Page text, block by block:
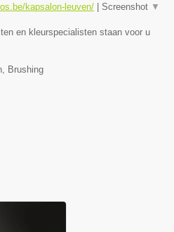
kapsalon-leuven/ | Screenshot ▼
en kleurspecialisten staan voor u
Brushing